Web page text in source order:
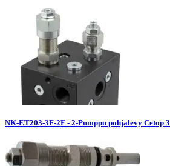
NK-ET203-3F-2F - 2-Pumppu pohjalevy Cetop 3